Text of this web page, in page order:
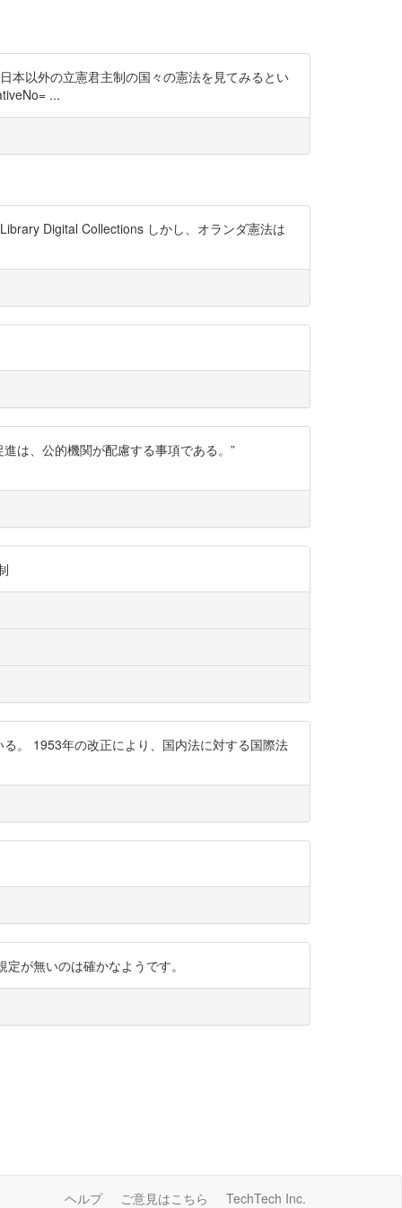
本以外の立憲君主制の国々の憲法を見てみるとい
...
Digital Collections しかし、オランダ憲法は
は、公的機関が配慮する事項である。”
。 1953年の改正により、国内法に対する国際法
が無いのは確かなようです。
ヘルプ ご意見はこちら TechTech Inc.